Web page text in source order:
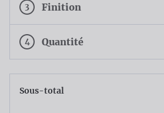
3 Finition
4 Quantité
Sous-total